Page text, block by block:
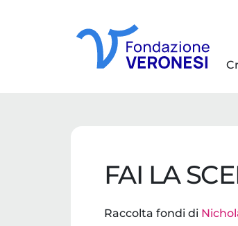
FAI LA
Raccolta fondi di